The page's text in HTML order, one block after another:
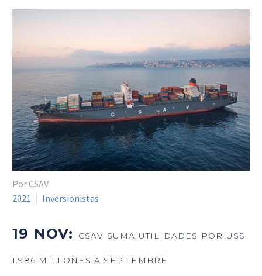
Por CSAV
2021
Inversionistas
19 NOV: CSAV SUMA UTILIDADES POR US$
1.986 MILLONES A SEPTIEMBRE